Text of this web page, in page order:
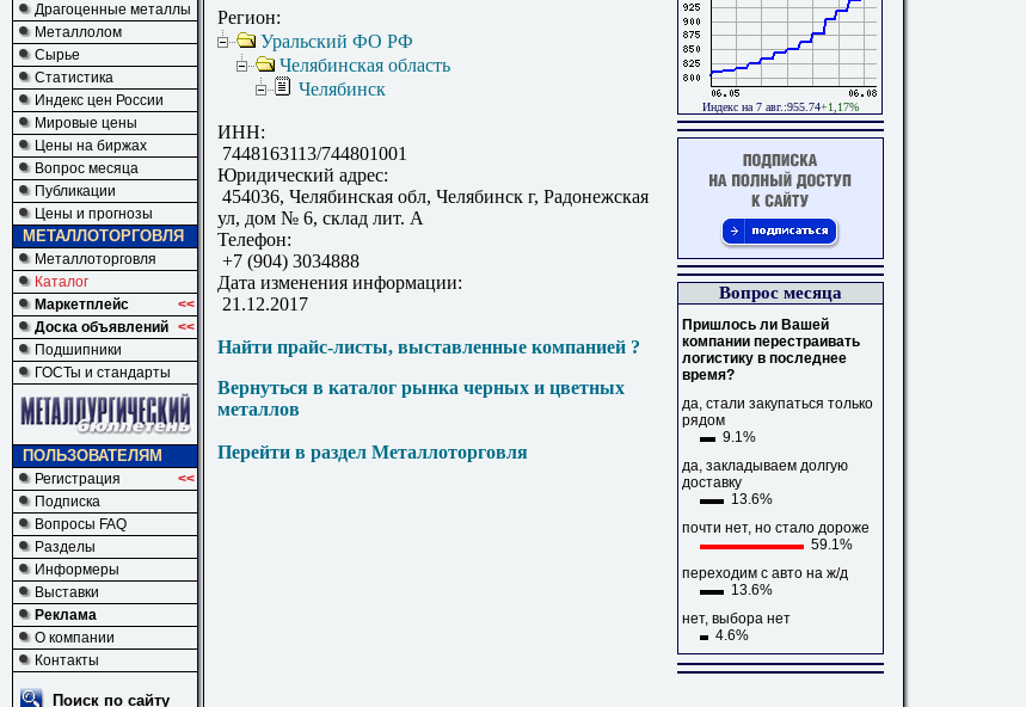
Драгоценные металлы
Металлолом
Сырье
Статистика
Индекс цен России
Мировые цены
Цены на биржах
Вопрос месяца
Публикации
Цены и прогнозы
МЕТАЛЛОТОРГОВЛЯ
Металлоторговля
Каталог
Маркетплейс
<<
Доска объявлений <<
Подшипники
ГОСТы и стандарты
ПОЛЬЗОВАТЕЛЯМ
Регистрация
<<
Подписка
Вопросы FAQ
Разделы
Информеры
Выставки
Реклама
О компании
Контакты
Поиск по сайту
Регион:
Уральский ФО РФ
Челябинская область
Челябинск
ИНН:
7448163113/744801001
Юридический адрес:
454036, Челябинская обл, Челябинск г, Радонежская
ул, дом № 6, склад лит. А
Телефон:
+7 (904) 3034888
Дата изменения информации:
21.12.2017
Найти прайс-листы, выставленные компанией ?
Вернуться в каталог рынка черных и цветных
металлов
Перейти в раздел Металлоторговля
Индекс на 7 авг.:955.74+1,17%
Вопрос месяца
Пришлось ли Вашей
компании перестраивать
логистику в последнее
время?
да, стали закупаться только
рядом
9.1%
да, закладываем долгую
доставку
13.6%
почти нет, но стало дороже
59.1%
переходим с авто на ж/д
13.6%
нет, выбора нет
4.6%